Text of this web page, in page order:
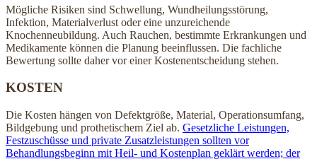
Mögliche Risiken sind Schwellung, Wundheilungsstörung,
Infektion, Materialverlust oder eine unzureichende
Knochenneubildung. Auch Rauchen, bestimmte Erkrankungen und
Medikamente können die Planung beeinflussen. Die fachliche
Bewertung sollte daher vor einer Kostenentscheidung stehen.
KOSTEN
Die Kosten hängen von Defektgröße, Material, Operationsumfang,
Bildgebung und prothetischem Ziel ab. Gesetzliche Leistungen,
Festzuschüsse und private Zusatzleistungen sollten vor
Behandlungsbeginn mit Heil- und Kostenplan geklärt werden; der